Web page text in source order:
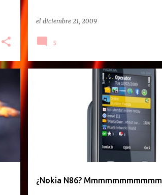
el diciembre 21, 2009
5
¿Nokia N86? Mmmmmmmmmmm